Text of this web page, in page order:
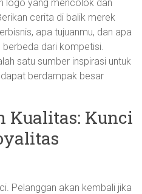
logo yang mencolok dan
cerita di balik merek
apa tujuanmu, dan apa
dari kompetisi.
satu sumber inspirasi untuk
berdampak besar
Kualitas: Kunci
Pelanggan akan kembali jika